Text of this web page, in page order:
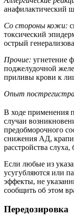
анафилактический
Со стороны кожи:
токсический
острый
Прочие: угнетение
поджелудочной
приливы крови к
Опыт
В ходе применения
случаи
предобморочного
снижения АД,
расстройства слуха,
Если любые из
усугубляются или
эффекты, не
сообщить об этом
Передозировка